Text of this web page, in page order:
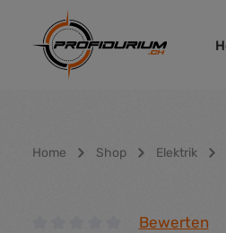
Hauptinhalt springen
Zur Hauptnavigation
Home Shop Elektrik
Bewerten